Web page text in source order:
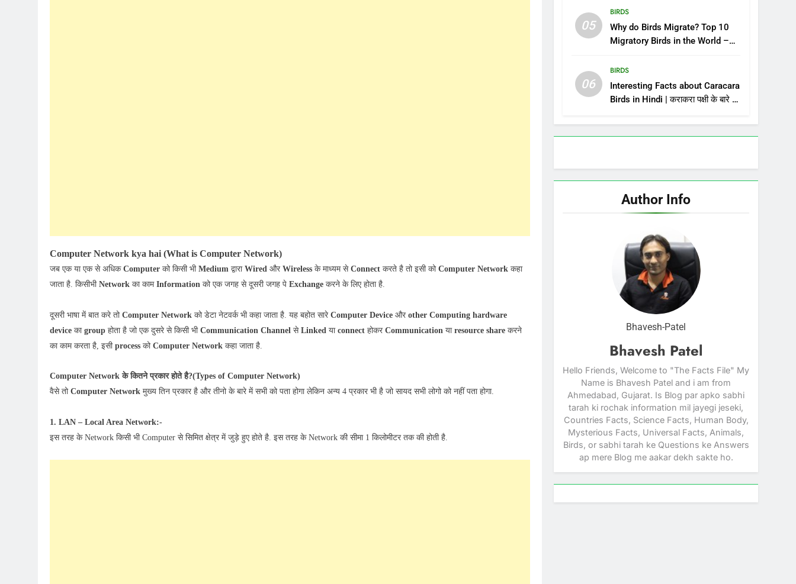
Computer Network kya hai (What is Computer Network)
जब एक या एक से अधिक Computer को किसी भी Medium द्वारा Wired और Wireless के माध्यम से Connect करते है तो इसी कोComputer Network कहा
जाता है. किसीभी Network का काम Information को एक जगह से दूसरी जगह पे Exchange करने के लिए होता है.
दूसरी भाषा में बात करे तो Computer Network को डेटा नेटवर्क भी कहा जाता है. यह बहोत सारे Computer Device और other Computing hardware
device का group होता है जो एक दुसरे से किसी भी Communication Channel से Linked या connect होकर Communication या resource share करने
का काम करता है, इसी process को Computer Network कहा जाता है.
Computer Network के कितने प्रकार होते है?(Types of Computer Network)
वैसे तोComputer Network मुख्य तिन प्रकार है और तीनो के बारे में सभी को पता होगा लेकिन अन्य 4 प्रकार भी है जो सायद सभी लोगो को नहीं पता होगा.
1. LAN – Local Area Network:-
इस तरह के Network किसी भी Computer से सिमित क्षेत्र में जुड़े हुए होते है. इस तरह के Network की सीमा 1 किलोमीटर तक की होती है.
05
BIRDS
Why do Birds Migrate? Top 10
Migratory Birds in the World –
प्रवासी पक्षी
06
BIRDS
Interesting Facts about Caracara
Birds in Hindi | कराकरा पक्षी के बारे में
Author Info
Bhavesh-Patel
Bhavesh Patel
Hello Friends, Welcome to "The Facts File" My
Name is Bhavesh Patel and i am from
Ahmedabad, Gujarat. Is Blog par apko sabhi
tarah ki rochak information mil jayegi jeseki,
Countries Facts, Science Facts, Human Body,
Mysterious Facts, Universal Facts, Animals,
Birds, or sabhi tarah ke Questions ke Answers
ap mere Blog me aakar dekh sakte ho.